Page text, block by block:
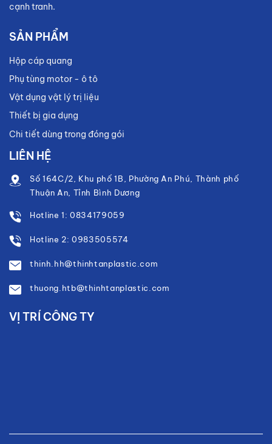
cạnh tranh.
SẢN PHẨM
Hộp cáp quang
Phụ tùng motor - ô tô
Vật dụng vật lý trị liệu
Thiết bị gia dụng
Chi tiết dùng trong đóng gói
LIÊN HỆ
Số 164C/2, Khu phố 1B, Phường An Phú, Thành phố
Thuận An, Tỉnh Bình Dương
Hotline 1: 0834179059
Hotline 2: 0983505574
thinh.hh@thinhtanplastic.com
thuong.htb@thinhtanplastic.com
VỊ TRÍ CÔNG TY